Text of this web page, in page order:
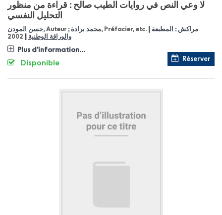
لا وعي النص في روايات الطيب صالح : قراءة من منظور
التحليل النفسي
حسن المودن, Auteur ; محمد برادة, Préfacier, etc.
مراكش : المطبعة
والوراقة الوطنية
2002
Plus d'information...
Réserver
Disponible